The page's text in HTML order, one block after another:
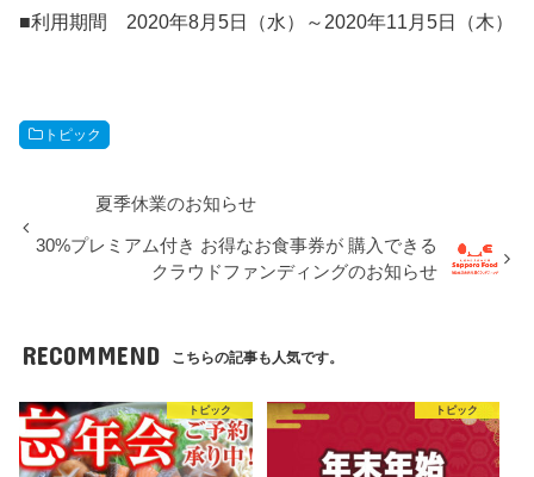
■利用期間 2020年8月5日（水）～2020年11月5日（木）
トピック
夏季休業のお知らせ
30%プレミアム付き お得なお食事券が 購入できる
クラウドファンディングのお知らせ
RECOMMEND こちらの記事も人気です。
トピック トピック